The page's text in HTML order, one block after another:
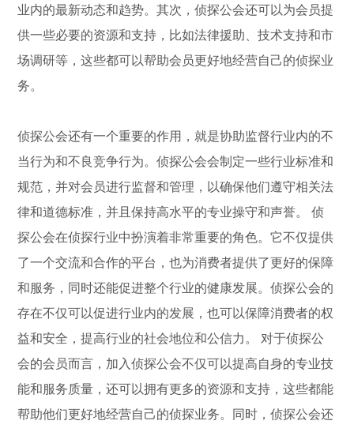
业内的最新动态和趋势。其次，侦探公会还可以为会员提
供一些必要的资源和支持，比如法律援助、技术支持和市
场调研等，这些都可以帮助会员更好地经营自己的侦探业
务。
侦探公会还有一个重要的作用，就是协助监督行业内的不
当行为和不良竞争行为。侦探公会会制定一些行业标准和
规范，并对会员进行监督和管理，以确保他们遵守相关法
律和道德标准，并且保持高水平的专业操守和声誉。 侦
探公会在侦探行业中扮演着非常重要的角色。它不仅提供
了一个交流和合作的平台，也为消费者提供了更好的保障
和服务，同时还能促进整个行业的健康发展。侦探公会的
存在不仅可以促进行业内的发展，也可以保障消费者的权
益和安全，提高行业的社会地位和公信力。 对于侦探公
会的会员而言，加入侦探公会不仅可以提高自身的专业技
能和服务质量，还可以拥有更多的资源和支持，这些都能
帮助他们更好地经营自己的侦探业务。同时，侦探公会还